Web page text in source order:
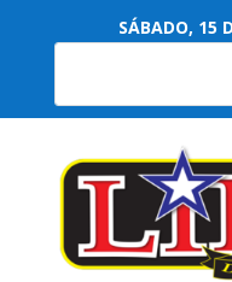
SÁBADO, 15